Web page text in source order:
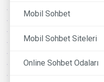
Mobil Sohbet
Mobil Sohbet Siteleri
Online Sohbet Odaları